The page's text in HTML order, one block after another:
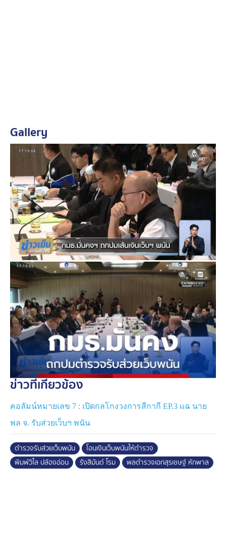
"พิมพ์วิไล" ยอมรับโอนเงินเว็บฯ พนันให้ตำรวจ
ที่ประชุม นางสาวพิมพ์วิไล ชี้แจงว่า หลังจากโดนจับกุม ได้
สอบถามคนที่ว่าจ้างให้โอนเงินว่า ทำไมตนถึงโดนจับกุม
ซึ่งคนจ้างวาน ตอบกลับว่า เงินที่โอนให้ตำรวจ เป็นเงินผิด
กฎหมายเกี่ยวกับการพนัน และเป็นเงินที่เป็นส่วยจากการ
พนันออนไลน์ที่ส่งให้ตำรวจ ตนมองว่าเป็นเพียงผู้โอนเงินให้
ทั้งที่ไม่ทราบมาก่อน จึงรู้สึกว่า ไม่ได้รับความเป็นธรรม
เผยเส้นเงินโอนกลับมามีชื่อ "ชนนพัฒฐ์"
เมื่อถามถึงเส้นเงินที่มีการโอนกลับมามีชื่อ นายชนนพัฒฐ์
ด้วยใช่ไหม นางสาวพิมพ์วิไล ตอบว่า ใช่ แต่โอนกลับมา
เพราะอะไรผู้ว่าจ้างไม่ได้แจ้ง
จากนั้น พลตำรวจเอกสุรเชษฐ์ ระบุว่า ขอให้ กมธ. แจ้ง
ก.ร.ตร.ให้ส่งเรื่องนี้ชี้มูลเร่งรัดไปยัง ผบ.ตร. และส่งเรื่องนี้ชี้
มูลไปยังคณะกรรมการป้องกันและปราบปรามการทุจริต
แห่งชาติ (ป.ป.ช.) และสำนักงานป้องกันและปราบปรามการ
ฟอกเงิน (ปปง.) ต่อไป
Gallery
ข่าวที่เกี่ยวข้อง
คอลัมน์หมายเลข 7 : เปิดกลโกงวงการสีกากี EP.3 แฉ นาย
พล จ. รับส่วยเว็บฯ พนัน
ตำรวจรับส่วยเว็บพนัน
โอนเงินเว็บพนันให้ตำรวจ
พิมพ์วิไล ปล้องอ่อน
รังสิมันต์ โรม พลตำรวจเอกสุรเชษฐ์ หักพาล